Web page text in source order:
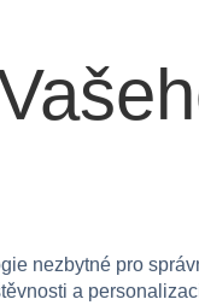
nezbytné pro
a